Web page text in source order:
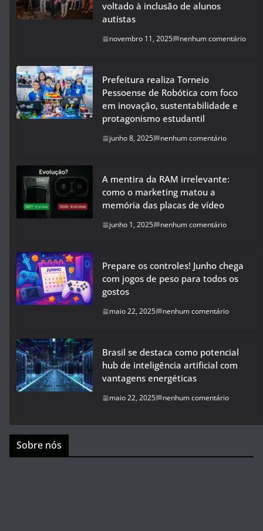
voltado à inclusão de alunos
autistas
novembro 11, 2025 nenhum comentário
Prefeitura realiza Torneio
Pessoense de Robótica com foco
em inovação, sustentabilidade e
protagonismo estudantil
junho 8, 2025 nenhum comentário
A mentira da RAM irrelevante:
como o marketing matou a
memória das placas de vídeo
junho 1, 2025 nenhum comentário
Prepare os controles! Junho chega
com jogos de peso para todos os
gostos
maio 22, 2025 nenhum comentário
Brasil se destaca como potencial
hub de inteligência artificial com
vantagens energéticas
maio 22, 2025 nenhum comentário
Sobre nós